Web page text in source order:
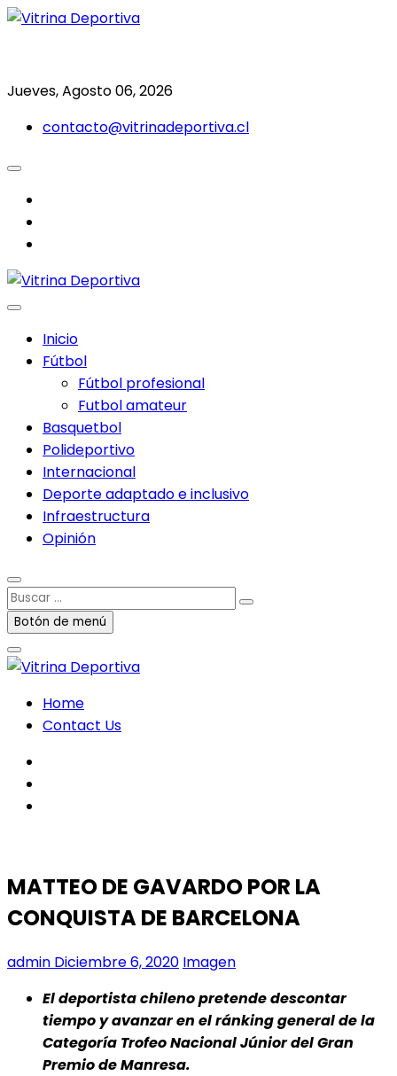
Saltar
Jueves, Agosto 06, 2026
contacto@vitrinadeportiva.cl
Inicio
Fútbol
Fútbol profesional
Futbol amateur
Basquetbol
Polideportivo
Internacional
Deporte adaptado e inclusivo
Infraestructura
Opinión
Buscar
…Botón de menú
Home
Contact Us
MATTEO DE GAVARDO POR LA
CONQUISTA DE BARCELONA
admin Diciembre 6, 2020 Imagen
El deportista chileno pretende descontar
tiempo y avanzar en el ránking general de la
Categoría Trofeo Nacional Júnior del Gran
Premio de Manresa.